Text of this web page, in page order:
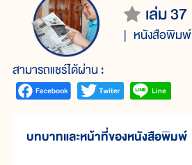
เล่ม 37
หนังสือพิมพ์
สามารถแชร์ได้ผ่าน :
บทบาทและหน้าที่ของหนังสือพิมพ์